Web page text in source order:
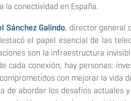
la conectividad en España.
Sánchez Galindo, director general
el papel esencial de las
son la infraestructura
cada conexión, hay personas:
con mejorar la vida
de abordar los desafíos actuales